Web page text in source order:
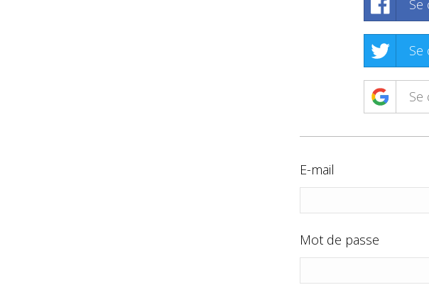
Se
Se
Se
E-mail
Mot de passe